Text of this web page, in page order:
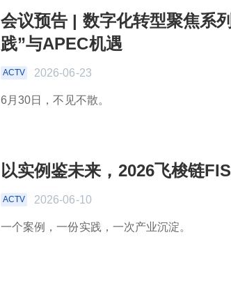
会议预告 | 数字化转型聚焦系
践”与APEC机遇
ACTV 2026-06-23
6月30日，不见不散。
以实例鉴未来，2026飞梭链
ACTV 2026-06-10
一个案例，一份实践，一次产业沉淀。